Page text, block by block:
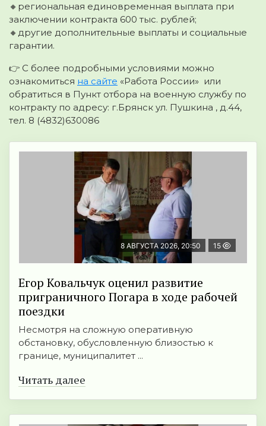
🔸региональная единовременная выплата при
заключении контракта 600 тыс. рублей;
🔸другие дополнительные выплаты и социальные
гарантии.
👉 С более подробными условиями можно
ознакомиться на сайте «Работа России» или
обратиться в Пункт отбора на военную службу по
контракту по адресу: г.Брянск ул. Пушкина , д.44,
тел. 8 (4832)630086
8 АВГУСТА 2026, 20:50 15
Егор Ковальчук оценил развитие
приграничного Погара в ходе рабочей
поездки
Несмотря на сложную оперативную
обстановку, обусловленную близостью к
границе, муниципалитет ...
Читать далее